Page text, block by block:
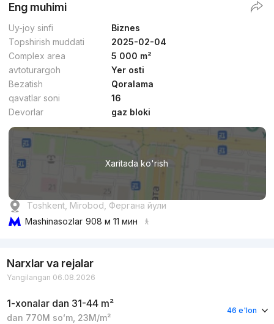
Eng muhimi
Uy-joy sinfi
Biznes
Topshirish muddati
2025-02-04
Complex area
5 000 m²
avtoturargoh
Yer osti
Bezatish
Qoralama
qavatlar soni
16
Devorlar
gaz bloki
Xaritada ko'rish
Toshkent, Mirobod, Фергана йули
Mashinasozlar 908 м 11 мин
Narxlar va rejalar
Yangilangan 06.08.2026
1-xonalar dan 31-44 m²
dan 770M soʻm, 23M/m²
46 e'lon